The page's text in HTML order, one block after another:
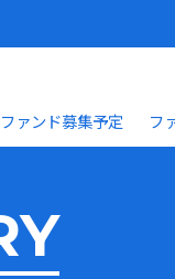
ファンド募集予定 フ